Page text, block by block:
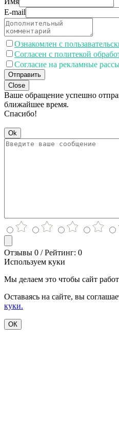
E-mail
Ознакомлен с
Согласен с политекой
Согласие на рекламные
Отправить
Close
Ваше обращение успешно
ближайшее время.
Спасибо!
Ok
Отзывы 0 / Рейтинг: 0
Используем куки
Мы делаем это чтобы сайт
Оставаясь на сайте, вы
куки.
ОК